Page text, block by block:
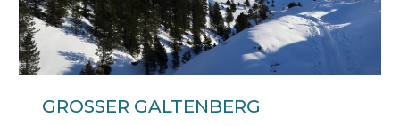
GROSSER GALTENBERG